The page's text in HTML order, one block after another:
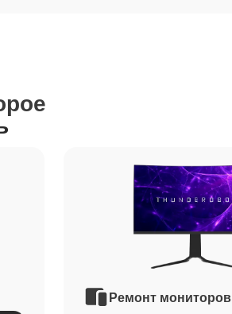
Ремонт мониторов